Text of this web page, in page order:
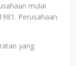
mulai
Perusahaan
yang